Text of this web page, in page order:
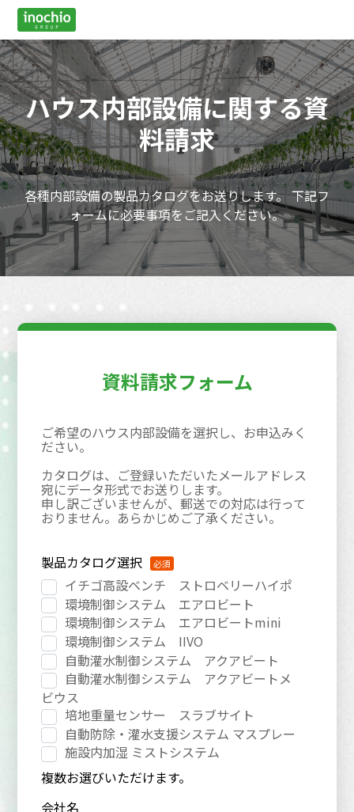
ハウス内部設備に関する資
料請求
各種内部設備の製品カタログをお送りします。下記フ
ォームに必要事項をご記入ください。
資料請求フォーム
ご希望のハウス内部設備を選択し、お申込みく
ださい。
カタログは、ご登録いただいたメールアドレス
宛にデータ形式でお送りします。
申し訳ございませんが、郵送での対応は行って
おりません。あらかじめご了承ください。
製品カタログ選択
イチゴ高設ベンチ ストロベリーハイポ
環境制御システム エアロビート
環境制御システム エアロビートmini
環境制御システム IIVO
自動灌水制御システム アクアビート
自動灌水制御システム アクアビートメ
ビウス
培地重量センサー スラブサイト
自動防除・灌水支援システム マスプレー
施設内加湿 ミストシステム
複数お選びいただけます。
会社名